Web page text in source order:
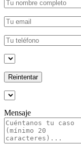
Reintentar
Mensaje